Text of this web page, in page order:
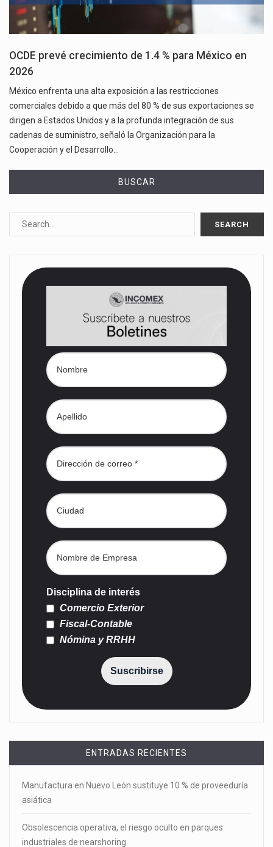
OCDE prevé crecimiento de 1.4 % para México en
2026
México enfrenta una alta exposición a las restricciones
comerciales debido a que más del 80 % de sus exportaciones se
dirigen a Estados Unidos y a la profunda integración de sus
cadenas de suministro, señaló la Organización para la
Cooperación y el Desarrollo…
BUSCAR
Disciplina de interés
Comercio Exterior
Fiscal-Contable
Nómina y RRHH
Suscribirse
ENTRADAS RECIENTES
Manufactura en Nuevo León sustituye 10 % de proveeduría
asiática
Obsolescencia operativa, el riesgo oculto en parques
industriales de nearshoring